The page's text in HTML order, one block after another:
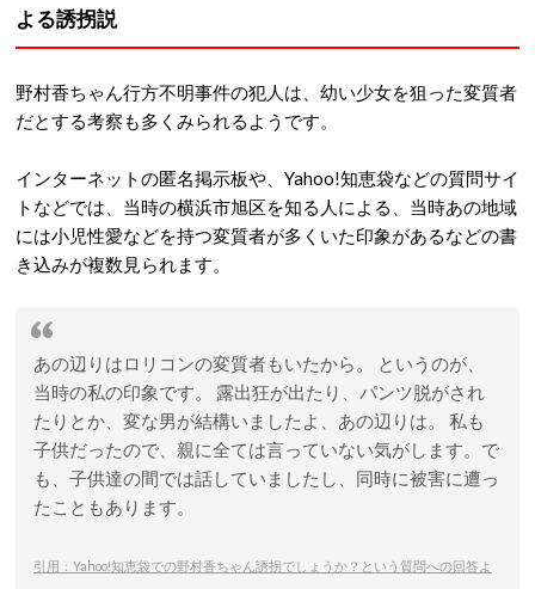
よる誘拐説
野村香ちゃん行方不明事件の犯人は、幼い少女を狙った変質者
だとする考察も多くみられるようです。
インターネットの匿名掲示板や、Yahoo!知恵袋などの質問サイ
トなどでは、当時の横浜市旭区を知る人による、当時あの地域
には小児性愛などを持つ変質者が多くいた印象があるなどの書
き込みが複数見られます。
あの辺りはロリコンの変質者もいたから。 というのが、
当時の私の印象です。 露出狂が出たり、パンツ脱がされ
たりとか、変な男が結構いましたよ、あの辺りは。 私も
子供だったので、親に全ては言っていない気がします。で
も、子供達の間では話していましたし、同時に被害に遭っ
たこともあります。
引用：Yahoo!知恵袋での野村香ちゃん誘拐でしょうか？という質問への回答よ